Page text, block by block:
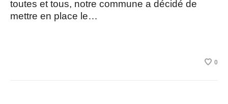
toutes et tous, notre commune a décidé de
mettre en place le…
0